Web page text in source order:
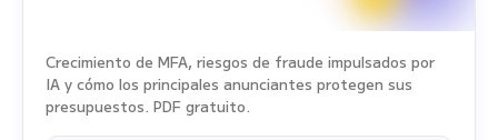
Crecimiento de MFA, riesgos de fraude impulsados por
IA y cómo los principales anunciantes protegen sus
presupuestos. PDF gratuito.